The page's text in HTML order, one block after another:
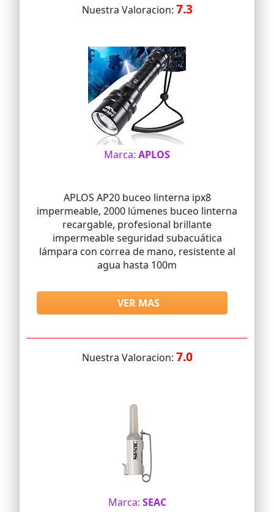
Nuestra Valoracion: 7.3
Marca: APLOS
APLOS AP20 buceo linterna ipx8
impermeable, 2000 lúmenes buceo linterna
recargable, profesional brillante
impermeable seguridad subacuática
lámpara con correa de mano, resistente al
agua hasta 100m
VER MAS
Nuestra Valoracion: 7.0
Marca: SEAC